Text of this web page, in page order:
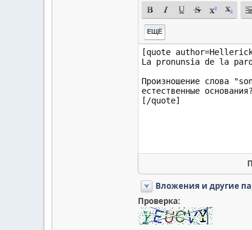
ЕЩЁ
Вложения и другие
Проверка: